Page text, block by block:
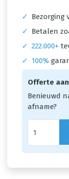
✓ Bezorging
✓
Betalen
✓ 222.000+
✓
100%
Offerte
Benieuwd
afname?